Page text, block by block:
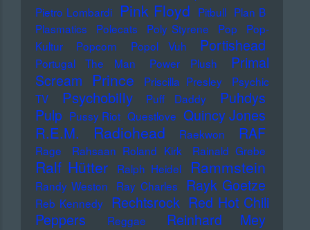
Pietro Lombardi
Pink Floyd Pitbull Plan B
Plasmatics
Polecats Poly Styrene Pop
Pop-
Kultur
Popcorn Popol Vuh Portishead
Portugal The Man Power Plush
Primal
Scream
Prince Priscilla Presley
Psychic
TV
Psychobilly Puff Daddy
Puhdys
Pulp Pussy Riot Questlove Quincy Jones
R.E.M. Radiohead Raekwon RAF
Rage Rahsaan Roland Kirk Rainald Grebe
Ralf Hütter Ralph Heidel Rammstein
Randy Weston Ray Charles Rayk Goetze
Reb Kennedy Rechtsrock Red Hot Chili
Peppers
Reggae Reinhard Mey